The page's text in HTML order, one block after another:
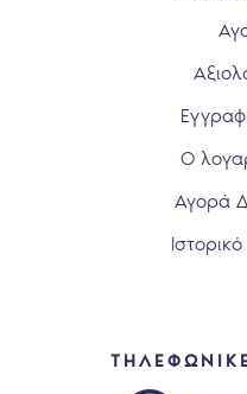
Ο
Αγορά